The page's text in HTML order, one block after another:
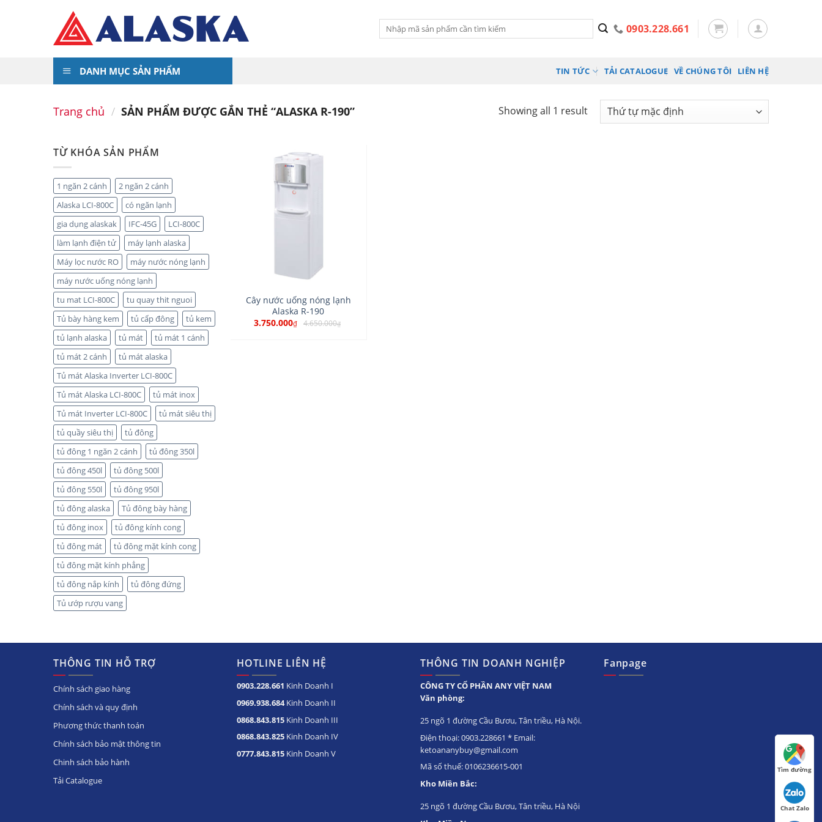
Tìm
kiếm:
0903.228.661
DANH MỤC SẢN PHẨM TIN TỨC TẢI CATALOGUE VỀ CHÚNG TÔI LIÊN HỆ
Trang chủ / SẢN PHẨM ĐƯỢC GẮN THẺ “ALASKA R-190” Showing all 1 result
TỪ KHÓA SẢN PHẨM
1 ngăn 2 cánh
2 ngăn 2 cánh
Alaska LCI-800C
có ngăn lạnh
gia dụng alaskak
IFC-45G
LCI-800C
làm lạnh điện tử
máy lạnh alaska
Máy lọc nước RO
máy nước nóng lạnh
máy nước uống nóng lạnh
tu mat LCI-800C
tu quay thit nguoi
Tủ bày hàng kem
tủ cấp đông
tủ kem
tủ lạnh alaska
tủ mát
tủ mát 1 cánh
tủ mát 2 cánh
tủ mát alaska
Tủ mát Alaska Inverter LCI-800C
Tủ mát Alaska LCI-800C
tủ mát inox
Tủ mát Inverter LCI-800C
tủ mát siêu thị
tủ quầy siêu thị
tủ đông
tủ đông 1 ngăn 2 cánh
tủ đông 350l
tủ đông 450l
tủ đông 500l
tủ đông 550l
tủ đông 950l
tủ đông alaska
Tủ đông bày hàng
tủ đông inox
tủ đông kính cong
tủ đông mát
tủ đông mặt kính cong
tủ đông mặt kính phẳng
tủ đông nắp kính
tủ đông đứng
Tủ ướp rượu vang
Cây nước uống nóng lạnh
Alaska R-190
3.750.000₫ 4.650.000₫
THÔNG TIN HỖ TRỢ
Chính sách giao hàng
Chính sách và quy định
Phương thức thanh toán
Chính sách bảo mật thông tin
Chinh sách bảo hành
Tải Catalogue
HOTLINE LIÊN HỆ
0903.228.661 Kinh Doanh I
0969.938.684Kinh Doanh II
0868.843.815 Kinh Doanh III
0868.843.825 Kinh Doanh IV
0777.843.815 Kinh Doanh V
THÔNG TIN DOANH NGHIỆP
CÔNG TY CỔ PHẦN ANY VIỆT NAM
Văn phòng:
25 ngõ 1 đường Cầu Bươu, Tân triều, Hà Nội.
Điện thoại: 0903.228661 * Email:
ketoananybuy@gmail.com
Mã số thuế: 0106236615-001
Kho Miền Bắc:
25 ngõ 1 đường Cầu Bươu, Tân triều, Hà Nội
Fanpage
Tìm đường
Chat Zalo